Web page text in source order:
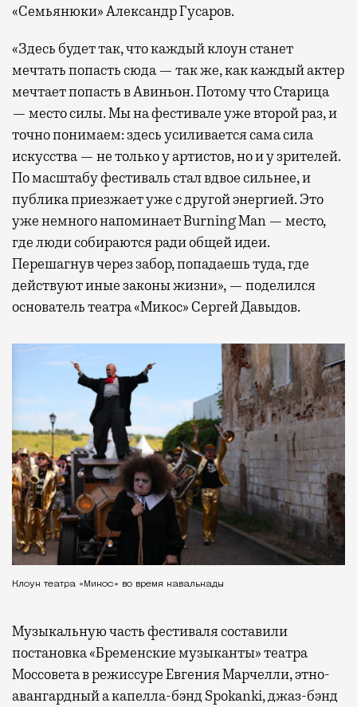
«Семьянюки» Александр Гусаров.
«Здесь будет так, что каждый клоун станет
мечтать попасть сюда — так же, как каждый актер
мечтает попасть в Авиньон. Потому что Старица
— место силы. Мы на фестивале уже второй раз, и
точно понимаем: здесь усиливается сама сила
искусства — не только у артистов, но и у зрителей.
По масштабу фестиваль стал вдвое сильнее, и
публика приезжает уже с другой энергией. Это
уже немного напоминает Burning Man — место,
где люди собираются ради общей идеи.
Перешагнув через забор, попадаешь туда, где
действуют иные законы жизни», — поделился
основатель театра «Микос» Сергей Давыдов.
Клоун театра «Микос» во время кавалькады
Музыкальную часть фестиваля составили
постановка «Бременские музыканты» театра
Моссовета в режиссуре Евгения Марчелли, этно-
авангардный а капелла-бэнд Spokanki, джаз-бэнд